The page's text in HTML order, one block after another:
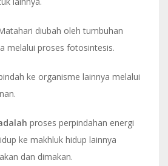
diubah oleh tumbuhan
melalui proses fotosintesis.
ke organisme lainnya melalui
proses perpindahan energi
ke makhluk hidup lainnya
dan dimakan.